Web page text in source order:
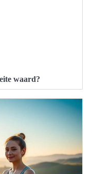
waard?